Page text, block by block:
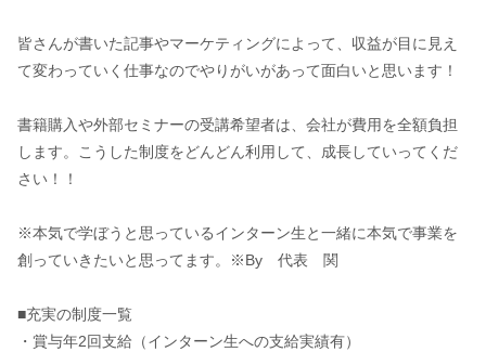
皆さんが書いた記事やマーケティングによって、収益が目に見え
て変わっていく仕事なのでやりがいがあって面白いと思います！
書籍購入や外部セミナーの受講希望者は、会社が費用を全額負担
します。こうした制度をどんどん利用して、成長していってくだ
さい！！
※本気で学ぼうと思っているインターン生と一緒に本気で事業を
創っていきたいと思ってます。※By 代表 関
■充実の制度一覧
・賞与年2回支給（インターン生への支給実績有）